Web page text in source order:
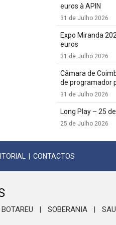
euros à APIN
31 de Julho 2026
Expo Miranda
euros
31 de Julho 2026
Câmara de
de programador
31 de Julho 2026
Long Play – 25
25 de Julho 2026
CONTACTOS
BOTAREU SOBERANIA